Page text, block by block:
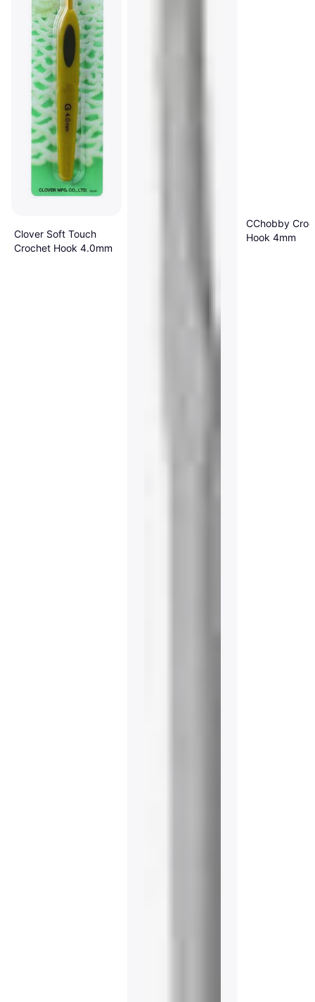
Clover Soft Touch
Crochet Hook 4.0mm
CChobby
Hook 4mm